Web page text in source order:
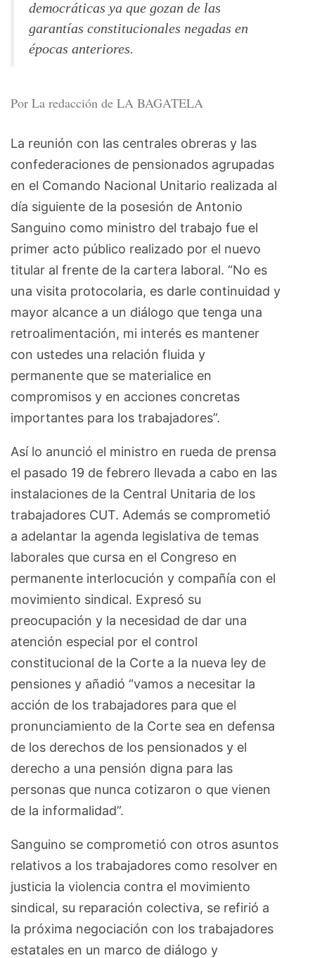
democráticas ya que gozan de las
garantías constitucionales negadas en
épocas anteriores.
Por La redacción de LA BAGATELA
La reunión con las centrales obreras y las
confederaciones de pensionados agrupadas
en el Comando Nacional Unitario realizada al
día siguiente de la posesión de Antonio
Sanguino como ministro del trabajo fue el
primer acto público realizado por el nuevo
titular al frente de la cartera laboral. “No es
una visita protocolaria, es darle continuidad y
mayor alcance a un diálogo que tenga una
retroalimentación, mi interés es mantener
con ustedes una relación fluida y
permanente que se materialice en
compromisos y en acciones concretas
importantes para los trabajadores”.
Así lo anunció el ministro en rueda de prensa
el pasado 19 de febrero llevada a cabo en las
instalaciones de la Central Unitaria de los
trabajadores CUT. Además se comprometió
a adelantar la agenda legislativa de temas
laborales que cursa en el Congreso en
permanente interlocución y compañía con el
movimiento sindical. Expresó su
preocupación y la necesidad de dar una
atención especial por el control
constitucional de la Corte a la nueva ley de
pensiones y añadió “vamos a necesitar la
acción de los trabajadores para que el
pronunciamiento de la Corte sea en defensa
de los derechos de los pensionados y el
derecho a una pensión digna para las
personas que nunca cotizaron o que vienen
de la informalidad”.
Sanguino se comprometió con otros asuntos
relativos a los trabajadores como resolver en
justicia la violencia contra el movimiento
sindical, su reparación colectiva, se refirió a
la próxima negociación con los trabajadores
estatales en un marco de diálogo y